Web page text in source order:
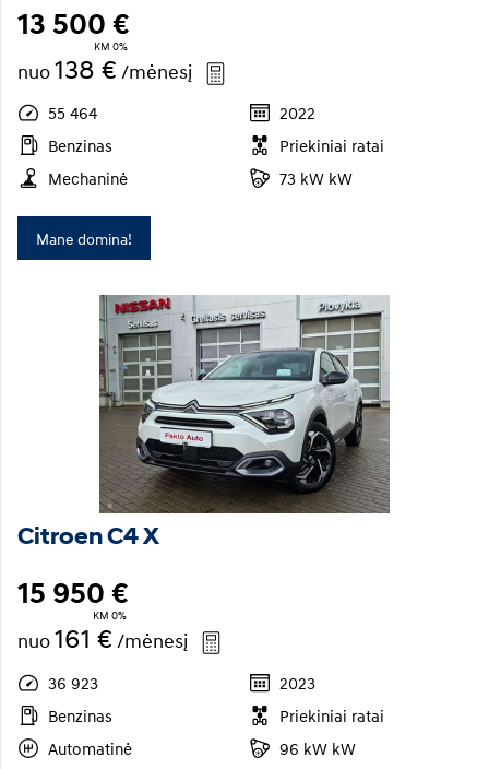
13 500 €
KM 0%
nuo138 € /mėnesį
55 464
2022
Benzinas
Priekiniai ratai
Mechaninė
73 kW kW
Mane domina!
Citroen C4 X
15 950 €
KM 0%
nuo161 € /mėnesį
36 923
2023
Benzinas
Priekiniai ratai
Automatinė
96 kW kW